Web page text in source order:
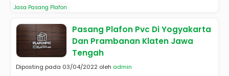
Jasa Pasang Plafon
Pasang Plafon Pvc Di Yogyakarta
Dan Prambanan Klaten Jawa
Tengah
Diposting pada 03/04/2022 oleh admin